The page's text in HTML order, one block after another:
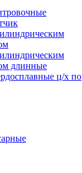
длинные
ц/х по